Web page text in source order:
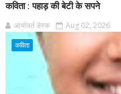
कविता : पहाड़ की बेटी के सपने
आर्यावर्त डेस्क Aug 02, 2026
कविता